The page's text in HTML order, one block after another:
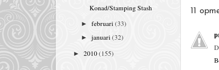
11
Konad/Stamping Stash
►februari(33)
►januari(32)
► 2010(155)